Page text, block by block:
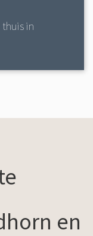
thuis in
en